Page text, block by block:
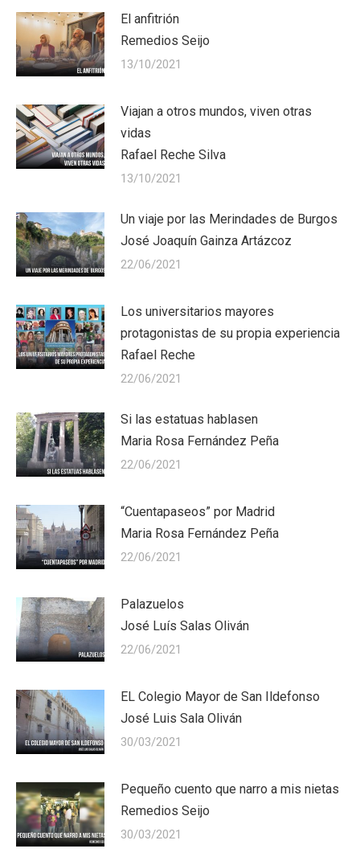
El anfitrión
Remedios Seijo
13/10/2021
Viajan a otros mundos, viven otras
vidas
Rafael Reche Silva
13/10/2021
Un viaje por las Merindades de Burgos
José Joaquín Gainza Artázcoz
22/06/2021
Los universitarios mayores
protagonistas de su propia experiencia
Rafael Reche
22/06/2021
Si las estatuas hablasen
Maria Rosa Fernández Peña
22/06/2021
“Cuentapaseos” por Madrid
Maria Rosa Fernández Peña
22/06/2021
Palazuelos
José Luís Salas Oliván
22/06/2021
EL Colegio Mayor de San Ildefonso
José Luis Sala Oliván
30/03/2021
Pequeño cuento que narro a mis nietas
Remedios Seijo
30/03/2021